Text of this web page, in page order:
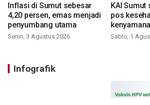
Inflasi di Sumut sebesar
4,20 persen, emas menjadi
penyumbang utama
Senin, 3 Agustus 2026
KAI Sumut
pos
Sabtu, 1
Infografik